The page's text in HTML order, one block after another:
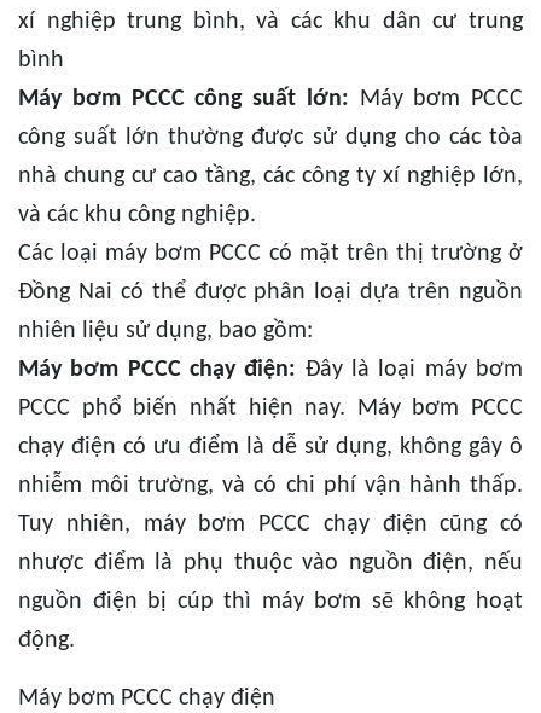
xí nghiệp trung bình, và các khu dân cư trung
bình
Máy bơm PCCC công suất lớn: Máy bơm PCCC
công suất lớn thường được sử dụng cho các tòa
nhà chung cư cao tầng, các công ty xí nghiệp lớn,
và các khu công nghiệp.
Các loại máy bơm PCCC có mặt trên thị trường ở
Đồng Nai có thể được phân loại dựa trên nguồn
nhiên liệu sử dụng, bao gồm:
Máy bơm PCCC chạy điện: Đây là loại máy bơm
PCCC phổ biến nhất hiện nay. Máy bơm PCCC
chạy điện có ưu điểm là dễ sử dụng, không gây ô
nhiễm môi trường, và có chi phí vận hành thấp.
Tuy nhiên, máy bơm PCCC chạy điện cũng có
nhược điểm là phụ thuộc vào nguồn điện, nếu
nguồn điện bị cúp thì máy bơm sẽ không hoạt
động.
Máy bơm PCCC chạy điện